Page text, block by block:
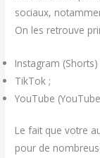
sociaux,
On les retrouve
Instagram (Shorts)
TikTok ;
YouTube
Le fait que votre
pour de